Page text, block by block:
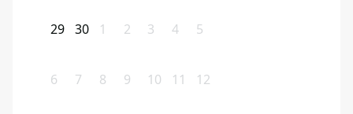
29 30 1 2 3 4 5
6 7 8 9 10 11 12